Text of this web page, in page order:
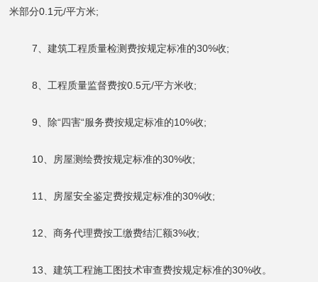
米部分0.1元/平方米;
7、建筑工程质量检测费按规定标准的30%收;
8、工程质量监督费按0.5元/平方米收;
9、除“四害“服务费按规定标准的10%收;
10、房屋测绘费按规定标准的30%收;
11、房屋安全鉴定费按规定标准的30%收;
12、商务代理费按工缴费结汇额3%收;
13、建筑工程施工图技术审查费按规定标准的30%收。